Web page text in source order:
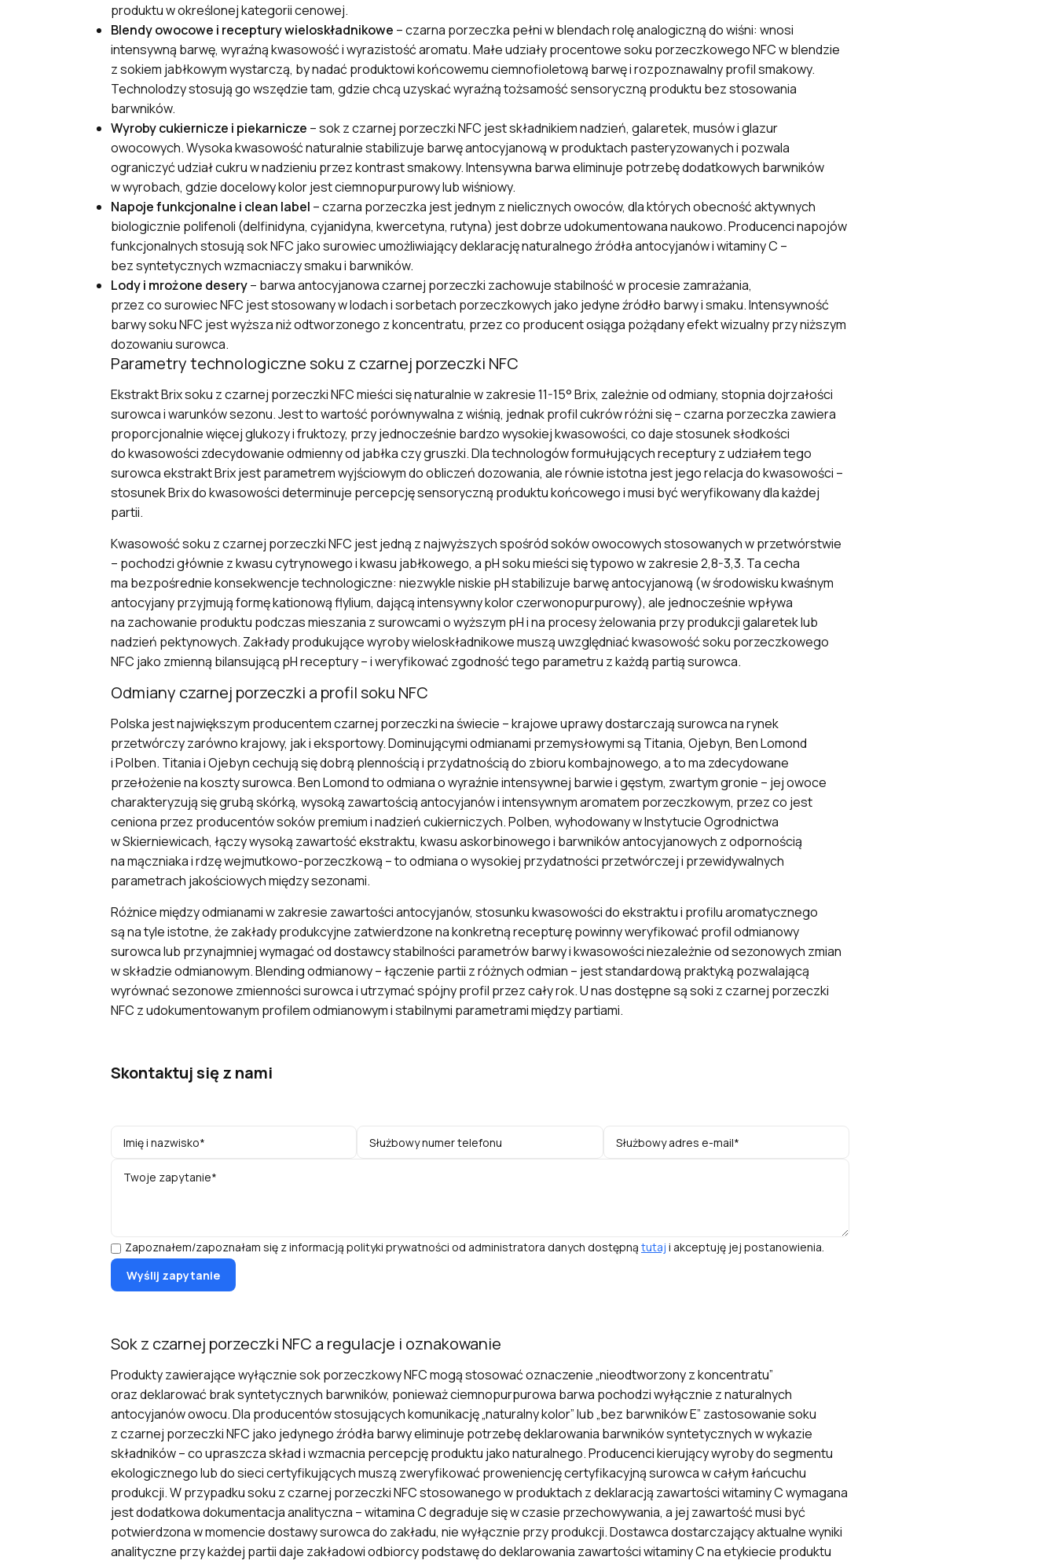
produktu w określonej kategorii cenowej.
Blendy owocowe i receptury wieloskładnikowe – czarna porzeczka pełni w blendach rolę analogiczną do wiśni: wnosi
intensywną barwę, wyraźną kwasowość i wyrazistość aromatu. Małe udziały procentowe soku porzeczkowego NFC w blendzie
z sokiem jabłkowym wystarczą, by nadać produktowi końcowemu ciemnofioletową barwę i rozpoznawalny profil smakowy.
Technolodzy stosują go wszędzie tam, gdzie chcą uzyskać wyraźną tożsamość sensoryczną produktu bez stosowania
barwników.
Wyroby cukiernicze i piekarnicze – sok z czarnej porzeczki NFC jest składnikiem nadzień, galaretek, musów i glazur
owocowych. Wysoka kwasowość naturalnie stabilizuje barwę antocyjanową w produktach pasteryzowanych i pozwala
ograniczyć udział cukru w nadzieniu przez kontrast smakowy. Intensywna barwa eliminuje potrzebę dodatkowych barwników
w wyrobach, gdzie docelowy kolor jest ciemnopurpurowy lub wiśniowy.
Napoje funkcjonalne i clean label – czarna porzeczka jest jednym z nielicznych owoców, dla których obecność aktywnych
biologicznie polifenoli (delfinidyna, cyjanidyna, kwercetyna, rutyna) jest dobrze udokumentowana naukowo. Producenci napojów
funkcjonalnych stosują sok NFC jako surowiec umożliwiający deklarację naturalnego źródła antocyjanów i witaminy C –
bez syntetycznych wzmacniaczy smaku i barwników.
Lody i mrożone desery– barwa antocyjanowa czarnej porzeczki zachowuje stabilność w procesie zamrażania,
przez co surowiec NFC jest stosowany w lodach i sorbetach porzeczkowych jako jedyne źródło barwy i smaku. Intensywność
barwy soku NFC jest wyższa niż odtworzonego z koncentratu, przez co producent osiąga pożądany efekt wizualny przy niższym
dozowaniu surowca.
Parametry technologiczne soku z czarnej porzeczki NFC
Ekstrakt Brix soku z czarnej porzeczki NFC mieści się naturalnie w zakresie 11-15° Brix, zależnie od odmiany, stopnia dojrzałości
surowca i warunków sezonu. Jest to wartość porównywalna z wiśnią, jednak profil cukrów różni się – czarna porzeczka zawiera
proporcjonalnie więcej glukozy i fruktozy, przy jednocześnie bardzo wysokiej kwasowości, co daje stosunek słodkości
do kwasowości zdecydowanie odmienny od jabłka czy gruszki. Dla technologów formułujących receptury z udziałem tego
surowca ekstrakt Brix jest parametrem wyjściowym do obliczeń dozowania, ale równie istotna jest jego relacja do kwasowości –
stosunek Brix do kwasowości determinuje percepcję sensoryczną produktu końcowego i musi być weryfikowany dla każdej
partii.
Kwasowość soku z czarnej porzeczki NFC jest jedną z najwyższych spośród soków owocowych stosowanych w przetwórstwie
– pochodzi głównie z kwasu cytrynowego i kwasu jabłkowego, a pH soku mieści się typowo w zakresie 2,8-3,3. Ta cecha
ma bezpośrednie konsekwencje technologiczne: niezwykle niskie pH stabilizuje barwę antocyjanową (w środowisku kwaśnym
antocyjany przyjmują formę kationową flylium, dającą intensywny kolor czerwonopurpurowy), ale jednocześnie wpływa
na zachowanie produktu podczas mieszania z surowcami o wyższym pH i na procesy żelowania przy produkcji galaretek lub
nadzień pektynowych. Zakłady produkujące wyroby wieloskładnikowe muszą uwzględniać kwasowość soku porzeczkowego
NFC jako zmienną bilansującą pH receptury – i weryfikować zgodność tego parametru z każdą partią surowca.
Odmiany czarnej porzeczki a profil soku NFC
Polska jest największym producentem czarnej porzeczki na świecie – krajowe uprawy dostarczają surowca na rynek
przetwórczy zarówno krajowy, jak i eksportowy. Dominującymi odmianami przemysłowymi są Titania, Ojebyn, Ben Lomond
i Polben. Titania i Ojebyn cechują się dobrą plennością i przydatnością do zbioru kombajnowego, a to ma zdecydowane
przełożenie na koszty surowca. Ben Lomond to odmiana o wyraźnie intensywnej barwie i gęstym, zwartym gronie – jej owoce
charakteryzują się grubą skórką, wysoką zawartością antocyjanów i intensywnym aromatem porzeczkowym, przez co jest
ceniona przez producentów soków premium i nadzień cukierniczych. Polben, wyhodowany w Instytucie Ogrodnictwa
w Skierniewicach, łączy wysoką zawartość ekstraktu, kwasu askorbinowego i barwników antocyjanowych z odpornością
na mączniaka i rdzę wejmutkowo-porzeczkową – to odmiana o wysokiej przydatności przetwórczej i przewidywalnych
parametrach jakościowych między sezonami.
Różnice między odmianami w zakresie zawartości antocyjanów, stosunku kwasowości do ekstraktu i profilu aromatycznego
są na tyle istotne, że zakłady produkcyjne zatwierdzone na konkretną recepturę powinny weryfikować profil odmianowy
surowca lub przynajmniej wymagać od dostawcy stabilności parametrów barwy i kwasowości niezależnie od sezonowych zmian
w składzie odmianowym. Blending odmianowy – łączenie partii z różnych odmian – jest standardową praktyką pozwalającą
wyrównać sezonowe zmienności surowca i utrzymać spójny profil przez cały rok. U nas dostępne są soki z czarnej porzeczki
NFC z udokumentowanym profilem odmianowym i stabilnymi parametrami między partiami.
Skontaktuj się z nami
Zapoznałem/zapoznałam się z informacją polityki prywatności od administratora danych dostępną tutaj i akceptuję jej postanowienia.
Sok z czarnej porzeczki NFC a regulacje i oznakowanie
Produkty zawierające wyłącznie sok porzeczkowy NFC mogą stosować oznaczenie „nieodtworzony z koncentratu”
oraz deklarować brak syntetycznych barwników, ponieważ ciemnopurpurowa barwa pochodzi wyłącznie z naturalnych
antocyjanów owocu. Dla producentów stosujących komunikację „naturalny kolor” lub „bez barwników E” zastosowanie soku
z czarnej porzeczki NFC jako jedynego źródła barwy eliminuje potrzebę deklarowania barwników syntetycznych w wykazie
składników – co upraszcza skład i wzmacnia percepcję produktu jako naturalnego. Producenci kierujący wyroby do segmentu
ekologicznego lub do sieci certyfikujących muszą zweryfikować proweniencję certyfikacyjną surowca w całym łańcuchu
produkcji. W przypadku soku z czarnej porzeczki NFC stosowanego w produktach z deklaracją zawartości witaminy C wymagana
jest dodatkowa dokumentacja analityczna – witamina C degraduje się w czasie przechowywania, a jej zawartość musi być
potwierdzona w momencie dostawy surowca do zakładu, nie wyłącznie przy produkcji. Dostawca dostarczający aktualne wyniki
analityczne przy każdej partii daje zakładowi odbiorcy podstawę do deklarowania zawartości witaminy C na etykiecie produktu